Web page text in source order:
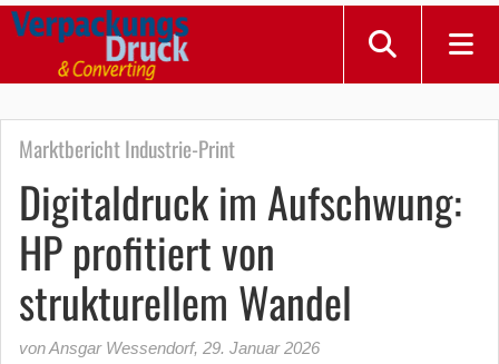
Marktbericht Industrie-Print
Digitaldruck im Aufschwung:
HP profitiert von
strukturellem Wandel
von Ansgar Wessendorf, 29. Januar 2026